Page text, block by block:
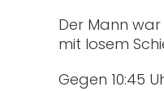
Der Mann
mit losem
Gegen 10:45